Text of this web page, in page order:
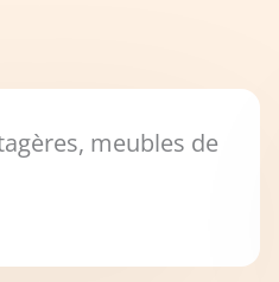
meubles de